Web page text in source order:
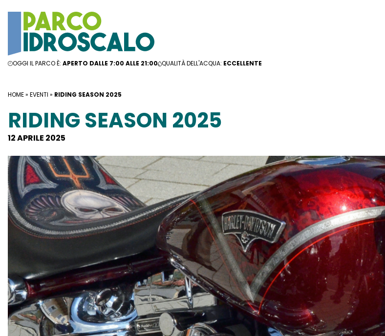
OGGI IL PARCO È: APERTO DALLE 7:00 ALLE 21:00 QUALITÀ DELL'ACQUA: ECCELLENTE
HOME» EVENTI » RIDING SEASON 2025
RIDING SEASON 2025
12 APRILE 2025